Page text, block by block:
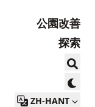
公園改善
探索
ZH-HANT